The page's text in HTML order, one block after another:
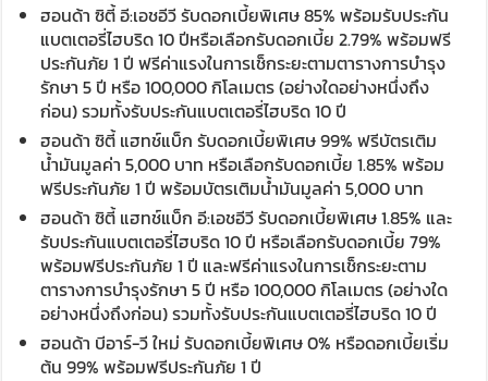
ฮอนด้า ซิตี้ อี:เอชอีวี รับดอกเบี้ยพิเศษ 85% พร้อมรับประกัน
แบตเตอรี่ไฮบริด 10 ปีหรือเลือกรับดอกเบี้ย 2.79% พร้อมฟรี
ประกันภัย 1 ปี ฟรีค่าแรงในการเช็กระยะตามตารางการบำรุง
รักษา 5 ปี หรือ 100,000 กิโลเมตร (อย่างใดอย่างหนึ่งถึง
ก่อน) รวมทั้งรับประกันแบตเตอรี่ไฮบริด 10 ปี
ฮอนด้า ซิตี้ แฮทช์แบ็ก รับดอกเบี้ยพิเศษ 99% ฟรีบัตรเติม
น้ำมันมูลค่า 5,000 บาท หรือเลือกรับดอกเบี้ย 1.85% พร้อม
ฟรีประกันภัย 1 ปี พร้อมบัตรเติมน้ำมันมูลค่า 5,000 บาท
ฮอนด้า ซิตี้ แฮทช์แบ็ก อี:เอชอีวี รับดอกเบี้ยพิเศษ 1.85% และ
รับประกันแบตเตอรี่ไฮบริด 10 ปี หรือเลือกรับดอกเบี้ย 79%
พร้อมฟรีประกันภัย 1 ปี และฟรีค่าแรงในการเช็กระยะตาม
ตารางการบำรุงรักษา 5 ปี หรือ 100,000 กิโลเมตร (อย่างใด
อย่างหนึ่งถึงก่อน) รวมทั้งรับประกันแบตเตอรี่ไฮบริด 10 ปี
ฮอนด้า บีอาร์-วี ใหม่ รับดอกเบี้ยพิเศษ 0% หรือดอกเบี้ยเริ่ม
ต้น 99% พร้อมฟรีประกันภัย 1 ปี